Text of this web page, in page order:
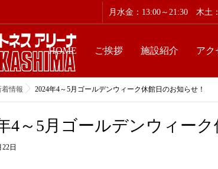
月水金：13:00～21:30 木土
HOME ご挨拶 施設紹介 アク
着情報 2024年4～5月ゴールデンウィーク休館日のお知らせ！
4～5月ゴールデンウィー
日